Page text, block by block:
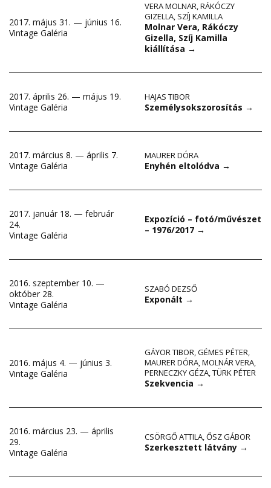
2017. május 31. — június 16.
Vintage Galéria
VERA MOLNAR,RÁKÓCZY
GIZELLA, SZÍJ KAMILLA
Molnar Vera, Rákóczy
Gizella, Szíj Kamilla
kiállítása →
2017. április 26. — május 19.
Vintage Galéria
HAJAS TIBOR
Személysokszorosítás →
2017. március 8. — április 7.
Vintage Galéria
MAURER DÓRA
Enyhén eltolódva →
2017. január 18. — február
24.
Vintage Galéria
Expozíció – fotó/művészet
– 1976/2017 →
2016. szeptember 10. —
október 28.
Vintage Galéria
SZABÓ DEZSŐ
Exponált →
2016. május 4. — június 3.
Vintage Galéria
GÁYOR TIBOR,GÉMES PÉTER,
MAURER DÓRA,MOLNÁR VERA,
PERNECZKY GÉZA,TÜRK PÉTER
Szekvencia →
2016. március 23. — április
29.
Vintage Galéria
CSÖRGŐ ATTILA,ŐSZ GÁBOR
Szerkesztett látvány →